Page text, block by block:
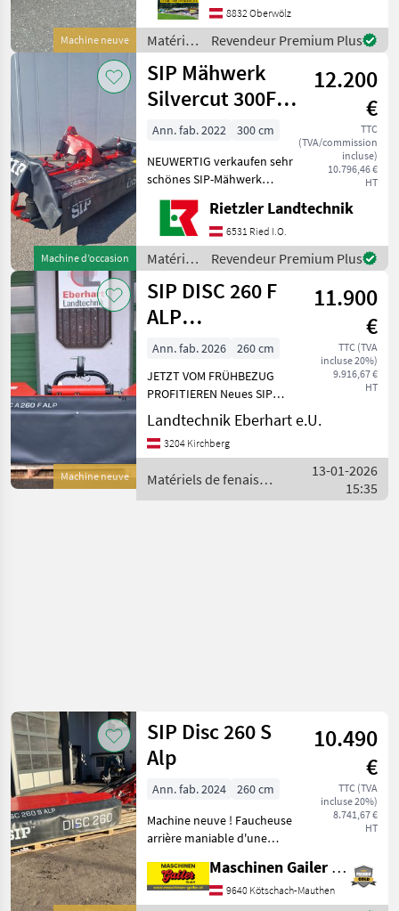
Machine neuve
Aufhängung Kat. I&II - 3 -
Keilriemenantrieb -
Entlastung mecha
8832 Oberwölz
Matériels
de
fenaison
/ SIP
Revendeur Premium Plus
Machine d’occasion
SIP Mähwerk
Silvercut 300F
Alp
12.200
€
TTC
(TVA/commission
incluse)
10.796,46 €
HT
Ann. fab. 2022
300 cm
NEUWERTIG verkaufen sehr
schönes SIP-Mähwerk
Inklusive
Entlastungsfedern und
Schwadformer 1000 U/min
rechts Gelenkwelle
Verschleißkufen
Fördertrommel Gerne u
Rietzler Landtechnik
6531 Ried I.O.
Matériels
de
fenaison
/ SIP
Revendeur Premium Plus
Machine neuve
SIP DISC 260 F
ALP
Frontmähwerk
11.900
€
TTC (TVA
incluse 20%)
9.916,67 €
HT
Ann. fab. 2026
260 cm
JETZT VOM FRÜHBEZUG
PROFITIEREN Neues SIP
Frontmähwerk DISC 260 F
ALP (1000 oder 540 U/min)
inkl. Gelenkwelle LANG
REFORM Arbeitsb
Landtechnik Eberhart e.U.
3204 Kirchberg
Matériels de fenaison
/ SIP
13-01-2026
15:35
SIP Disc 260 S
Alp
10.490
€
TTC (TVA
incluse 20%)
8.741,67 €
HT
Ann. fab. 2024
260 cm
Machine neuve ! Faucheuse
arrière maniable d'une
m, équipée de série de : -
Attelage arrière cat. 1/2 -
Maschinen Gailer GmbH
9640 Kötschach-Mauthen